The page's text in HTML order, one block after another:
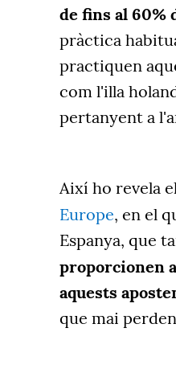
de fins al 60%
pràctica
practiquen
com l'illa
pertanyent a
Així ho revela
Europe, en el
Espanya, que
proporcionen
aquests
que mai